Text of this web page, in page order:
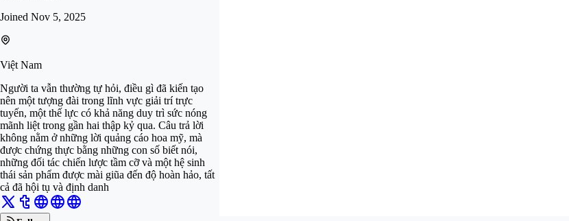
Joined Nov 5, 2025
Việt Nam
Người ta vẫn thường tự hỏi, điều gì đã kiến tạo
nên một tượng đài trong lĩnh vực giải trí trực
tuyến, một thế lực có khả năng duy trì sức nóng
mãnh liệt trong gần hai thập kỷ qua. Câu trả lời
không nằm ở những lời quảng cáo hoa mỹ, mà
được chứng thực bằng những con số biết nói,
những đối tác chiến lược tầm cỡ và một hệ sinh
thái sản phẩm được mài giũa đến độ hoàn hảo, tất
cả đã hội tụ và định danh